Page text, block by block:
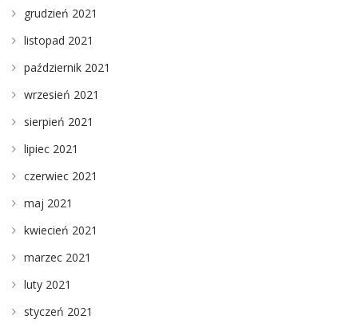
grudzień 2021
listopad 2021
październik 2021
wrzesień 2021
sierpień 2021
lipiec 2021
czerwiec 2021
maj 2021
kwiecień 2021
marzec 2021
luty 2021
styczeń 2021